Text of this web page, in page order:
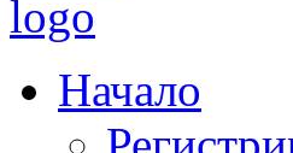
Начало